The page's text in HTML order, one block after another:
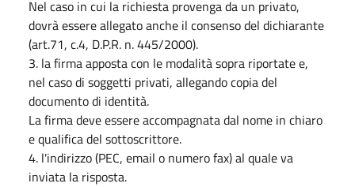
Nel caso in cui la richiesta provenga da un privato,
dovrà essere allegato anche il consenso del dichiarante
(art.71, c.4, D.P.R. n. 445/2000).
3. la firma apposta con le modalità sopra riportate e,
nel caso di soggetti privati, allegando copia del
documento di identità.
La firma deve essere accompagnata dal nome in chiaro
e qualifica del sottoscrittore.
4. l'indirizzo (PEC, email o numero fax) al quale va
inviata la risposta.